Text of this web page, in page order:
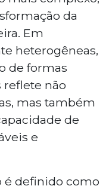
da
Em
heterogêneas,
de formas
reflete não
mas também
de
e
é definido como